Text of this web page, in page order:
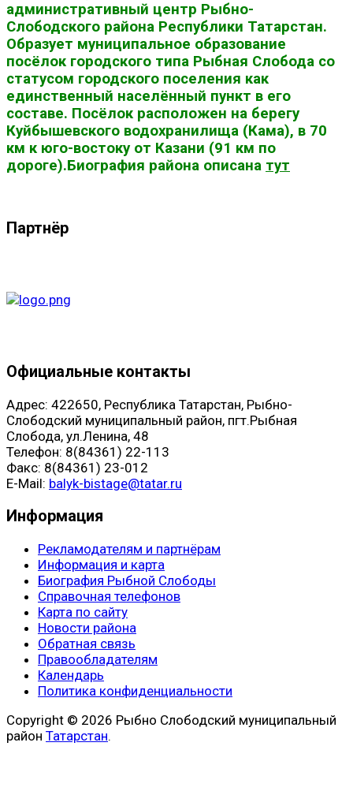
административный центр Рыбно-
Слободского района Республики Татарстан.
Образует муниципальное образование
посёлок городского типа Рыбная Слобода со
статусом городского поселения как
единственный населённый пункт в его
составе. Посёлок расположен на берегу
Куйбышевского водохранилища (Кама), в 70
км к юго-востоку от Казани (91 км по
дороге).Биография района описана тут
Партнёр
Официальные контакты
Адрес: 422650, Республика Татарстан, Рыбно-
Слободский муниципальный район, пгт.Рыбная
Слобода, ул.Ленина, 48
Телефон: 8(84361) 22-113
Факс: 8(84361) 23-012
E-Mail: balyk-bistage@tatar.ru
Информация
Рекламодателям и партнёрам
Информация и карта
Биография Рыбной Слободы
Справочная телефонов
Карта по сайту
Новости района
Обратная связь
Правообладателям
Календарь
Политика конфиденциальности
Copyright © 2026 Рыбно Слободский муниципальный
район Татарстан.